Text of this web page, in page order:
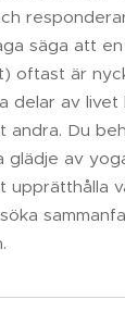
säga att
oftast är
delar av
andra. Du
glädje av
upprätthålla